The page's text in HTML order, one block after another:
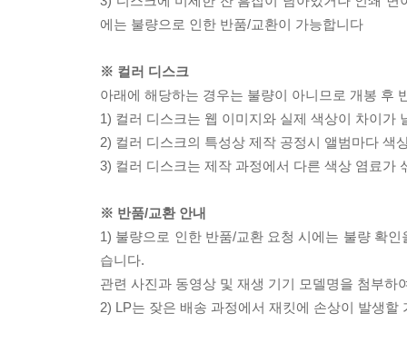
에는 불량으로 인한 반품/교환이 가능합니다
※ 컬러 디스크
아래에 해당하는 경우는 불량이 아니므로 개봉 후
1) 컬러 디스크는 웹 이미지와 실제 색상이 차이가
2) 컬러 디스크의 특성상 제작 공정시 앨범마다 색
3) 컬러 디스크는 제작 과정에서 다른 색상 염료가
※ 반품/교환 안내
1) 불량으로 인한 반품/교환 요청 시에는 불량 확
습니다.
관련 사진과 동영상 및 재생 기기 모델명을 첨부하
2) LP는 잦은 배송 과정에서 재킷에 손상이 발생